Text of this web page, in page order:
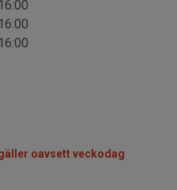
oavsett veckodag